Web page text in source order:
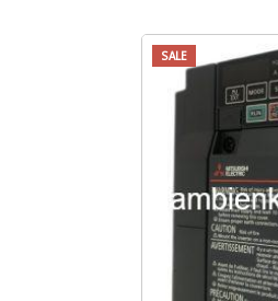
SALE